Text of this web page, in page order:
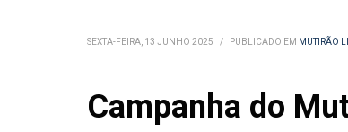
SEXTA-FEIRA, 13 JUNHO 2025 / PUBLICADO EM MUTIRÃO
Campanha do